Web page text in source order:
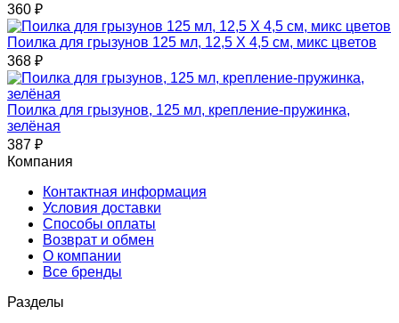
360 ₽
Поилка для грызунов 125 мл, 12,5 Х 4,5 см, микс цветов
368 ₽
Поилка для грызунов, 125 мл, крепление-пружинка,
зелёная
387 ₽
Компания
Контактная информация
Условия доставки
Способы оплаты
Возврат и обмен
О компании
Все бренды
Разделы